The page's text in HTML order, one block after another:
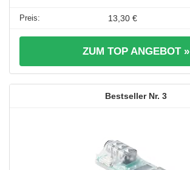
13,30 €
ZUM TOP ANGEBOT »
3